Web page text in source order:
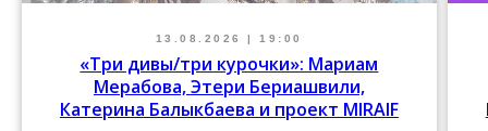
13.08.2026 | 19:00
«Три дивы/три курочки»: Мариам
Мерабова, Этери Бериашвили,
Катерина Балыкбаева и проект MIRAIF